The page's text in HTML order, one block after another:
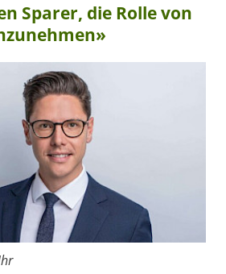
Sparer, die Rolle von